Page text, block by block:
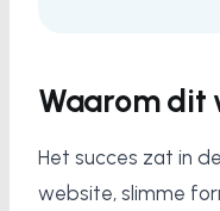
Waarom dit
Het succes zat in
website, slimme